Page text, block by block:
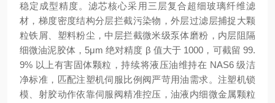
稳定成型精度。滤芯核心采用三层复合超细玻璃纤维滤
材，梯度密度结构分层拦截污染物，外层过滤层捕捉大颗
粒铁屑、塑料粉尘，中层拦截微米级泵体磨粉，内层阻隔
细微油泥胶体，5μm 绝对精度 β 值大于 1000，可截留 99.
9% 以上有害固体颗粒，持续将液压油维持在 NAS6 级洁
净标准，匹配注塑机伺服比例阀严苛用油需求。注塑机锁
模、射胶动作依靠伺服阀精准控压，油液内细微金属颗粒